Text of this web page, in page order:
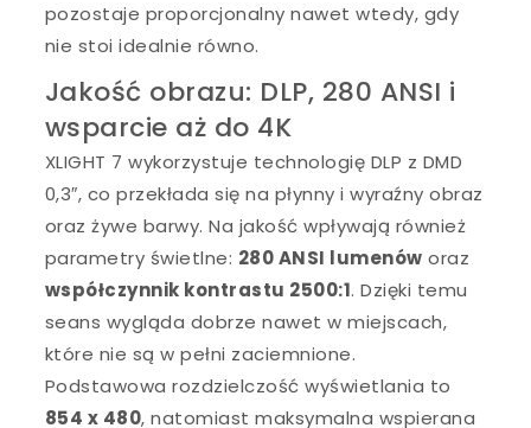
pozostaje proporcjonalny nawet wtedy, gdy
nie stoi idealnie równo.
Jakość obrazu: DLP, 280 ANSI i
wsparcie aż do 4K
XLIGHT 7 wykorzystuje technologię DLP z DMD
0,3″, co przekłada się na płynny i wyraźny obraz
oraz żywe barwy. Na jakość wpływają również
parametry świetlne: 280 ANSI lumenów oraz
współczynnik kontrastu 2500:1. Dzięki temu
seans wygląda dobrze nawet w miejscach,
które nie są w pełni zaciemnione.
Podstawowa rozdzielczość wyświetlania to
854 x 480, natomiast maksymalna wspierana